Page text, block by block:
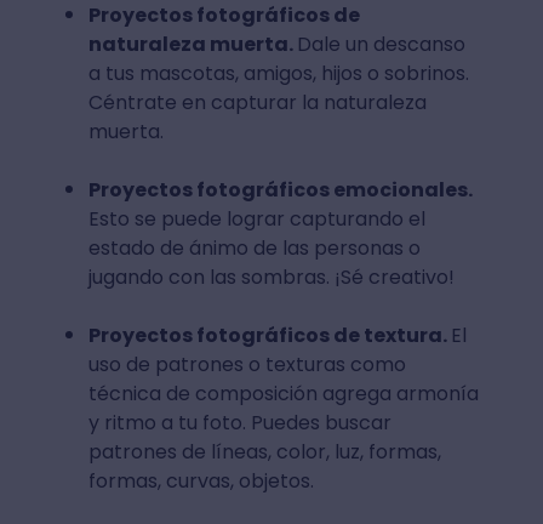
Proyectos fotográficos de
naturaleza muerta. Dale un descanso
a tus mascotas, amigos, hijos o sobrinos.
Céntrate en capturar la naturaleza
muerta.
Proyectos fotográficos emocionales.
Esto se puede lograr capturando el
estado de ánimo de las personas o
jugando con las sombras. ¡Sé creativo!
Proyectos fotográficos de textura. El
uso de patrones o texturas como
técnica de composición agrega armonía
y ritmo a tu foto. Puedes buscar
patrones de líneas, color, luz, formas,
formas, curvas, objetos.